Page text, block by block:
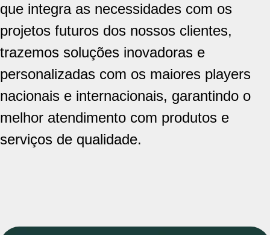
que integra as necessidades com os
projetos futuros dos nossos clientes,
trazemos soluções inovadoras e
personalizadas com os maiores players
nacionais e internacionais, garantindo o
melhor atendimento com produtos e
serviços de qualidade.